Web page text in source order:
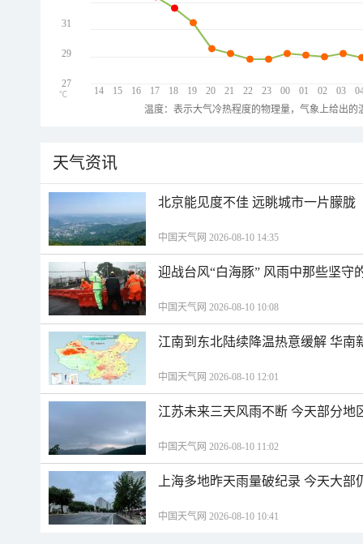
14 15 16 17 18 19 20 21 22 23 00 01 02 03
31
29
27
℃
温度：表示大气冷热程度的物理量，气象上给出
天气资讯
北京能见度不佳 远眺城市一片朦胧
中国天气网 2026-08-10 14:35
迎战台风“白海豚” 风雨中那些坚守
中国天气网 2026-08-10 10:08
江南到东北陆续降温热意缓解 华南
中国天气网 2026-08-10 12:01
江苏未来三天风雨不断 今天部分地
中国天气网 2026-08-10 11:02
上海多地昨天雨量破纪录 今天大
中国天气网 2026-08-10 10:41